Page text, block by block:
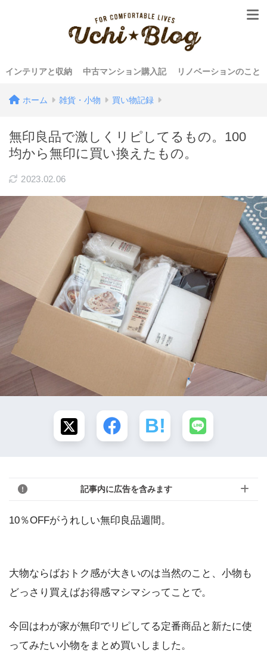
インテリアと収納 中古マンション購入記 リノベーションのこと
ホーム 雑貨・小物 買い物記録
無印良品で激しくリピしてるもの。100
均から無印に買い換えたもの。
2023.02.06
記事内に広告を含みます
10％OFFがうれしい無印良品週間。
大物ならばおトク感が大きいのは当然のこと、小物も
どっさり買えばお得感マシマシってことで。
今回はわが家が無印でリピしてる定番商品と新たに使
ってみたい小物をまとめ買いしました。